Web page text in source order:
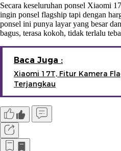
Secara keseluruhan ponsel Xiaomi
ingin ponsel flagship tapi dengan
ponsel ini punya layar yang besar
bagus, terasa kokoh, tidak terlalu
Baca Juga :
Xiaomi 17T, Fitur Kamera
Terjangkau